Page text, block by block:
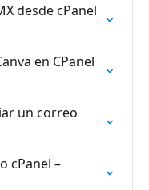
desde cPanel
en CPanel
un correo
cPanel –